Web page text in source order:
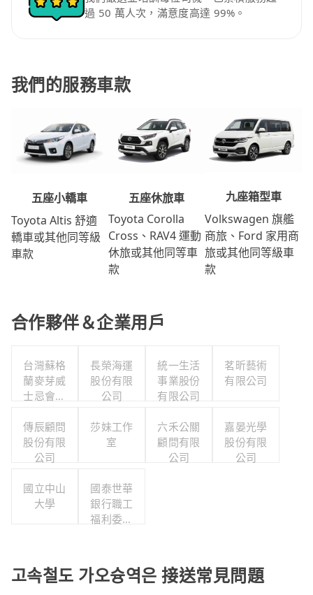
過 50 萬人次，滿意度高達 99%。
我們的服務車款
五座小轎車
Toyota Altis 舒適
轎車或其他同等級
車款
五座休旅車
Toyota Corolla
Cross、RAV4 運動
休旅或其他同等車
款
九座箱型車
Volkswagen 旗艦
商旅、Ford 家用商
旅或其他同等級車
款
合作夥伴＆企業用戶
台灣蘇格
蘭麥芽威
士忌會所
公司
長榮海運
股份有限
公司
統一生活
事業股份
有限公司
茗昕藝術
有限公司
傳辰顧問
股份有限
公司
莎妹工作
室
六禾公關
顧問有限
公司
嘉晏光學
股份有限
公司
國立中山
大學
國泰世華
銀行職工
福利委員
고속철도 가오슝역은 接送常見問題